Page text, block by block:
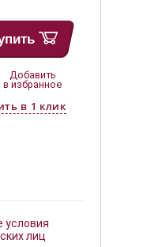
Добавить
в избранное
условия
лиц